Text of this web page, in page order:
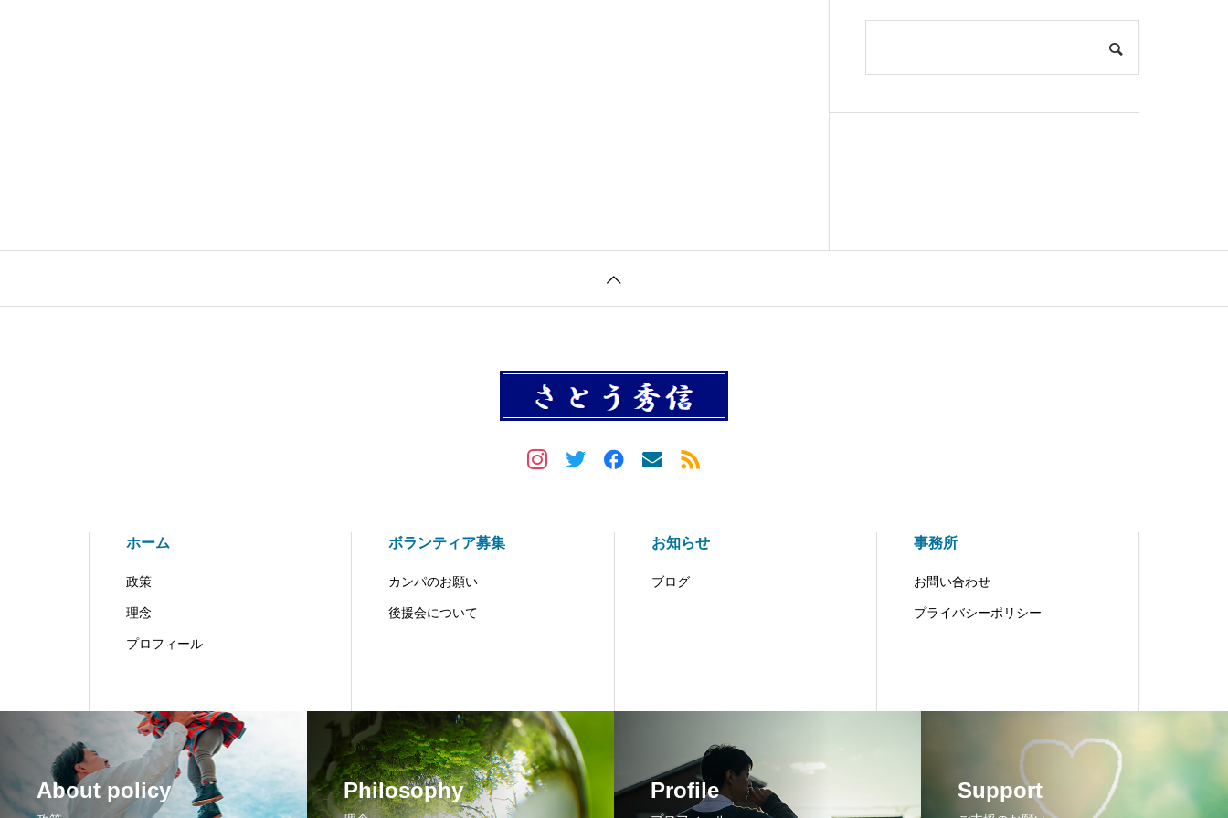
ホーム
政策
理念
プロフィール
ボランティア募集
カンパのお願い
後援会について
お知らせ
ブログ
事務所
お問い合わせ
プライバシーポリシー
About policy Philosophy Profile Support